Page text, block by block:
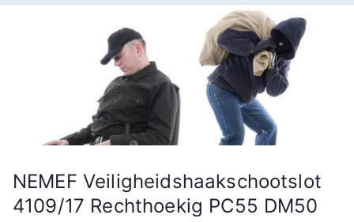
NEMEF Veiligheidshaakschootslot
4109/17 Rechthoekig PC55 DM50